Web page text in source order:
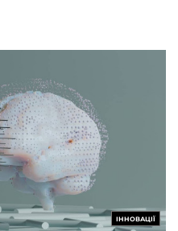
ІННОВАЦІЇ